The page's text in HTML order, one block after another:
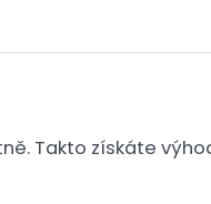
Takto získáte